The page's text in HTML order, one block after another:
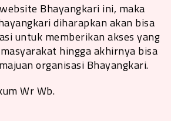
Bhayangkari ini, maka
diharapkan akan bisa
untuk memberikan akses yang
hingga akhirnya bisa
organisasi Bhayangkari.
Wr Wb.